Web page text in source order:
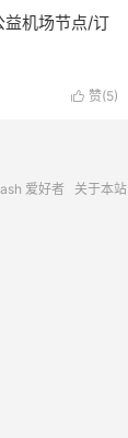
益机场节点/订
 赞(5)
爱好者 关于本站